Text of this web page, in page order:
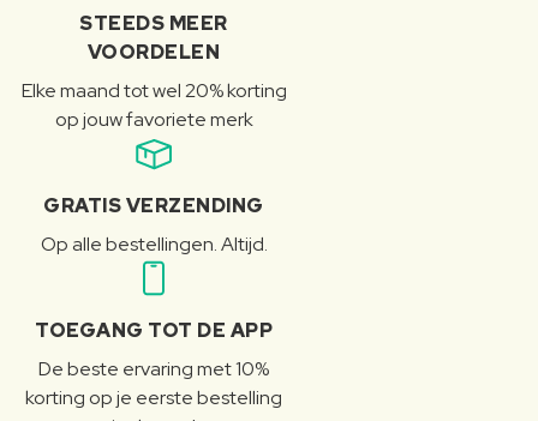
STEEDS MEER
VOORDELEN
Elke maand tot wel 20% korting
op jouw favoriete merk
GRATIS VERZENDING
Op alle bestellingen. Altijd.
TOEGANG TOT DE APP
De beste ervaring met 10%
korting op je eerste bestelling